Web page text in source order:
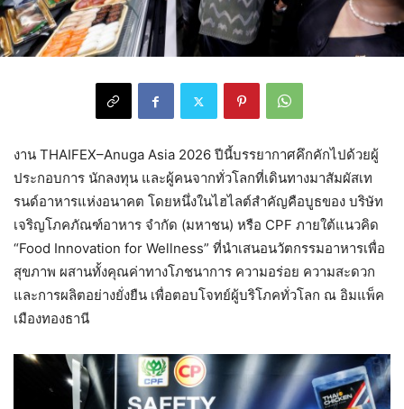
งาน THAIFEX–Anuga Asia 2026 ปีนี้บรรยากาศคึกคักไปด้วยผู้
ประกอบการ นักลงทุน และผู้คนจากทั่วโลกที่เดินทางมาสัมผัสเท
รนด์อาหารแห่งอนาคต โดยหนึ่งในไฮไลต์สำคัญคือบูธของ บริษัท
เจริญโภคภัณฑ์อาหาร จำกัด (มหาชน) หรือ CPF ภายใต้แนวคิด
“Food Innovation for Wellness” ที่นำเสนอนวัตกรรมอาหารเพื่อ
สุขภาพ ผสานทั้งคุณค่าทางโภชนาการ ความอร่อย ความสะดวก
และการผลิตอย่างยั่งยืน เพื่อตอบโจทย์ผู้บริโภคทั่วโลก ณ อิมแพ็ค
เมืองทองธานี